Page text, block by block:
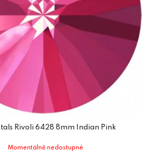
Rivoli 6428 8mm Indian Pink
Momentálně nedostupné